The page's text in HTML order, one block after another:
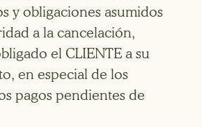
y obligaciones asumidos
a la cancelación,
el CLIENTE a su
en especial de los
pagos pendientes de